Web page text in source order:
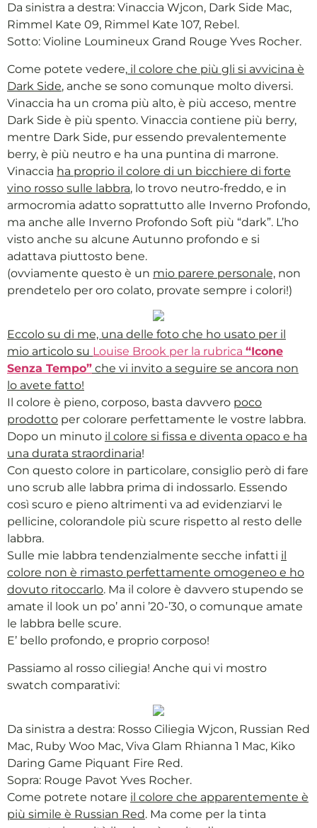
Da sinistra a destra: Vinaccia Wjcon, Dark Side Mac,
Rimmel Kate 09, Rimmel Kate 107, Rebel.
Sotto: Violine Loumineux Grand Rouge Yves Rocher.
Come potete vedere, il colore che più gli si avvicina è
Dark Side, anche se sono comunque molto diversi.
Vinaccia ha un croma più alto, è più acceso, mentre
Dark Side è più spento. Vinaccia contiene più berry,
mentre Dark Side, pur essendo prevalentemente
berry, è più neutro e ha una puntina di marrone.
Vinaccia ha proprio il colore di un bicchiere di forte
vino rosso sulle labbra, lo trovo neutro-freddo, e in
armocromia adatto soprattutto alle Inverno Profondo,
ma anche alle Inverno Profondo Soft più “dark”. L’ho
visto anche su alcune Autunno profondo e si
adattava piuttosto bene.
(ovviamente questo è un mio parere personale, non
prendetelo per oro colato, provate sempre i colori!)
Eccolo su di me, una delle foto che ho usato per il
mio articolo su Louise Brook per la rubrica “Icone
Senza Tempo” che vi invito a seguire se ancora non
lo avete fatto!
Il colore è pieno, corposo, basta davvero poco
prodotto per colorare perfettamente le vostre labbra.
Dopo un minuto il colore si fissa e diventa opaco e ha
una durata straordinaria!
Con questo colore in particolare, consiglio però di fare
uno scrub alle labbra prima di indossarlo. Essendo
così scuro e pieno altrimenti va ad evidenziarvi le
pellicine, colorandole più scure rispetto al resto delle
labbra.
Sulle mie labbra tendenzialmente secche infatti il
colore non è rimasto perfettamente omogeneo e ho
dovuto ritoccarlo. Ma il colore è davvero stupendo se
amate il look un po’ anni ’20-’30, o comunque amate
le labbra belle scure.
E’ bello profondo, e proprio corposo!
Passiamo al rosso ciliegia! Anche qui vi mostro
swatch comparativi:
Da sinistra a destra: Rosso Ciliegia Wjcon, Russian Red
Mac, Ruby Woo Mac, Viva Glam Rhianna 1 Mac, Kiko
Daring Game Piquant Fire Red.
Sopra: Rouge Pavot Yves Rocher.
Come potrete notare il colore che apparentemente è
più simile è Russian Red. Ma come per la tinta